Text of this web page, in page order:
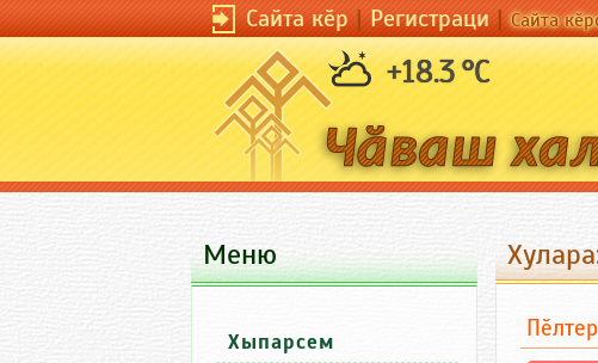
Сайта кӗр|Регистраци|Сайта
+18.3 °C
Меню
Хыпарсем